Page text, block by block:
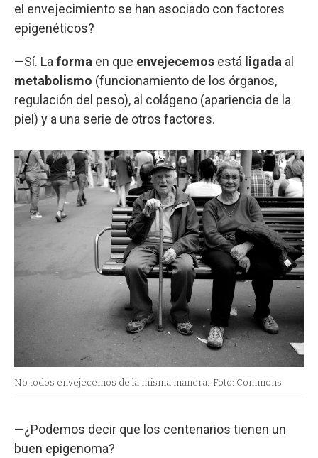
el envejecimiento se han asociado con factores
epigenéticos?
—Sí. La forma en que envejecemos está ligada al
metabolismo (funcionamiento de los órganos,
regulación del peso), al colágeno (apariencia de la
piel) y a una serie de otros factores.
No todos envejecemos de la misma manera. Foto: Commons.
—¿Podemos decir que los centenarios tienen un
buen epigenoma?